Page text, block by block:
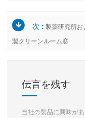
次 : 製薬研究所
製クリーンルーム窓
伝言を残す
当社の製品に興味が